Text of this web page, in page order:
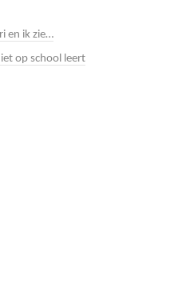
en ik zie…
op school leert